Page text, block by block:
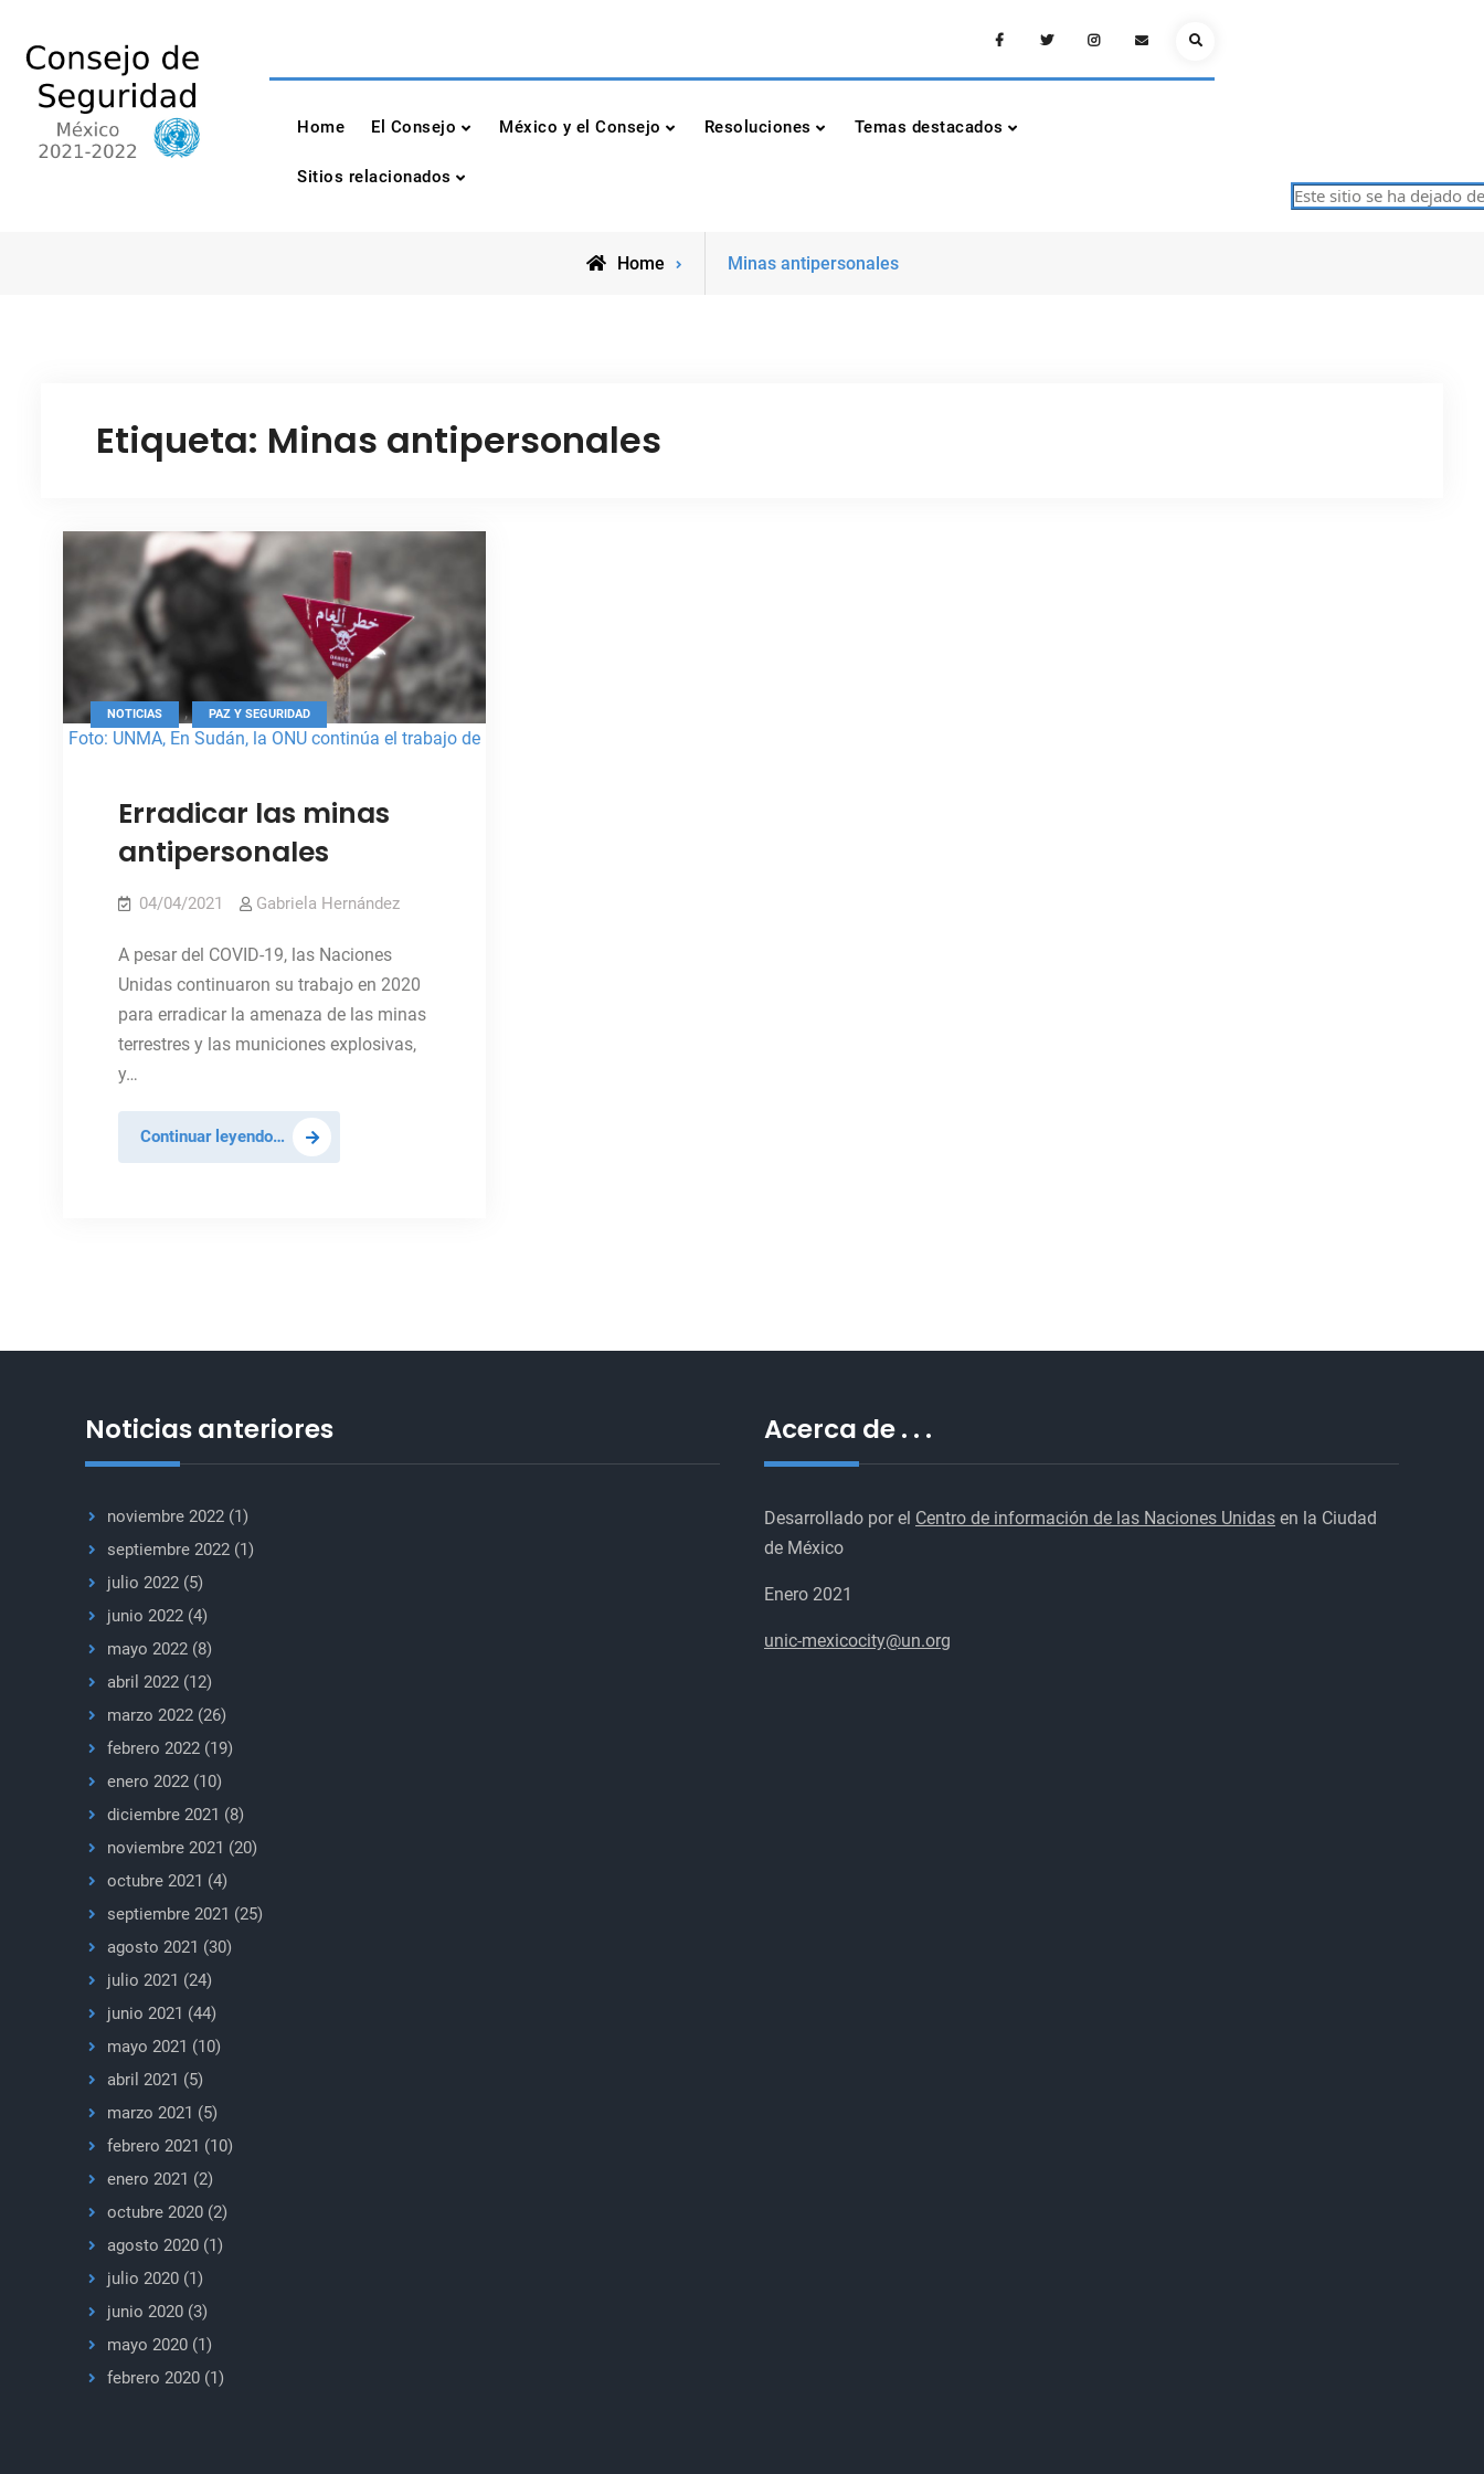
content
Consejo de Seguridad de las Naciones Unidas
México 2021-2022
FacebookTwitterInstagramEmailSearch
Home El Consejo México y el Consejo Resoluciones Temas destacados
Sitios relacionados
Este sitio se ha dejado
Home
Posts
Minas antipersonales
Etiqueta: Minas antipersonales
Foto: UNMA, En Sudán, la ONU continúa el trabajo de
NOTICIAS , PAZ Y SEGURIDAD
Erradicar las minas
antipersonales
04/04/2021 Gabriela Hernández
A pesar del COVID-19, las Naciones
Unidas continuaron su trabajo en 2020
para erradicar la amenaza de las minas
terrestres y las municiones explosivas,
y…
Continuar leyendo… Erradicar
las
Noticias anteriores
noviembre 2022 (1)
septiembre 2022 (1)
julio 2022 (5)
junio 2022 (4)
mayo 2022 (8)
abril 2022 (12)
marzo 2022 (26)
febrero 2022 (19)
enero 2022 (10)
diciembre 2021 (8)
noviembre 2021 (20)
octubre 2021 (4)
septiembre 2021 (25)
agosto 2021 (30)
julio 2021 (24)
junio 2021 (44)
mayo 2021 (10)
abril 2021 (5)
marzo 2021 (5)
febrero 2021 (10)
enero 2021 (2)
octubre 2020 (2)
agosto 2020 (1)
julio 2020 (1)
junio 2020 (3)
mayo 2020 (1)
febrero 2020 (1)
Acerca de . . .
Desarrollado por el Centro de información de las Naciones Unidas en la Ciudad
de México
Enero 2021
unic-mexicocity@un.org